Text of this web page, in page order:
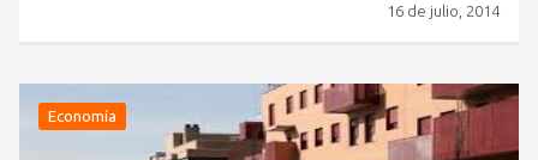
16 de julio, 2014
Economía